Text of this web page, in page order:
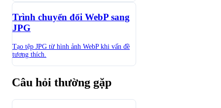
Trình chuyển đổi WebP sang
JPG
Tạo tệp JPG từ hình ảnh WebP khi vấn đề
tương thích.
Câu hỏi thường gặp